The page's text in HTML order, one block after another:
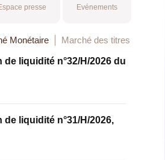
presse Evénements
Monétaire Marché des titres
liquidité n°32/H/2026 du
liquidité n°31/H/2026,